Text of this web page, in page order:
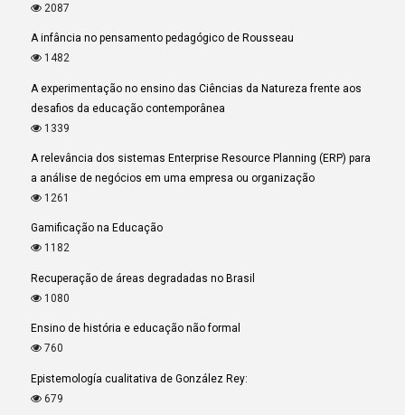
2087
A infância no pensamento pedagógico de Rousseau
1482
A experimentação no ensino das Ciências da Natureza frente aos
desafios da educação contemporânea
1339
A relevância dos sistemas Enterprise Resource Planning (ERP) para
a análise de negócios em uma empresa ou organização
1261
Gamificação na Educação
1182
Recuperação de áreas degradadas no Brasil
1080
Ensino de história e educação não formal
760
Epistemología cualitativa de González Rey:
679